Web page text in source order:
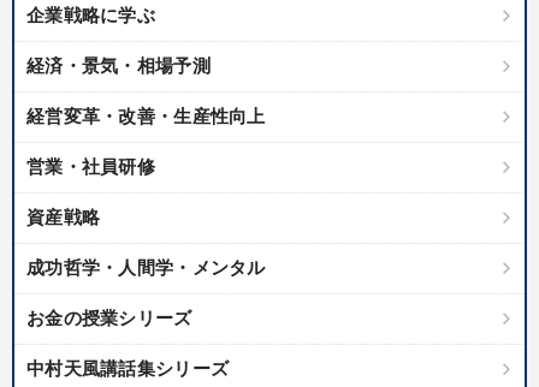
企業戦略に学ぶ
経済・景気・相場予測
経営変革・改善・生産性向上
営業・社員研修
資産戦略
成功哲学・人間学・メンタル
お金の授業シリーズ
中村天風講話集シリーズ